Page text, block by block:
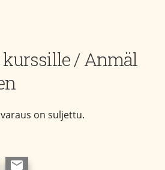
/ Anmäl
on suljettu.